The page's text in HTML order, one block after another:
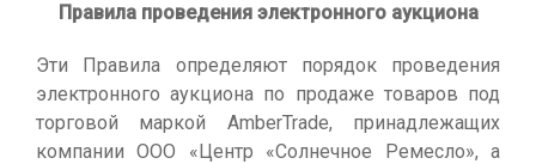
Правила проведения электронного аукциона
Эти Правила определяют порядок проведения
электронного аукциона по продаже товаров под
торговой маркой AmberTrade, принадлежащих
компании ООО «Центр «Солнечное Ремесло», а